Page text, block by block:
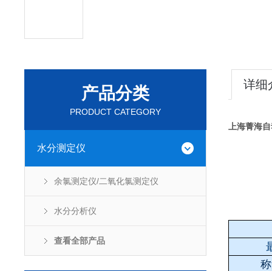
产品分类
PRODUCT CATEGORY
水分测定仪
余氯测定仪/二氧化氯测定仪
水分分析仪
查看全部产品
详细
上海菁海